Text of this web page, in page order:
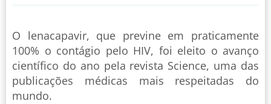
O lenacapavir, que previne em praticamente
100% o contágio pelo HIV, foi eleito o avanço
científico do ano pela revista Science, uma das
publicações médicas mais respeitadas do
mundo.